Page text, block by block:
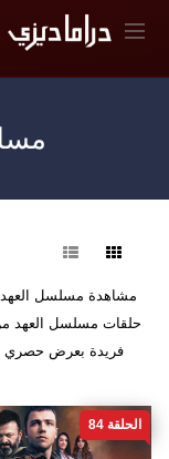
مشاهدة مسلسل العهد
حلقات مسلسل العهد
فريدة بعرض حصري
الحلقة 84